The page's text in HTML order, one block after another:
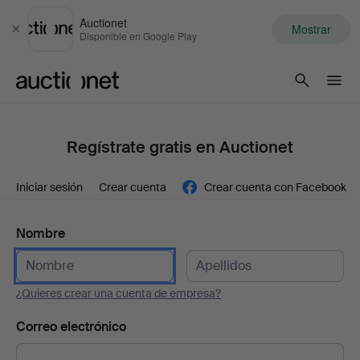
Cerrar
Auctionet
Disponible en Google Play Mostrar
Regístrate gratis en Auctionet
Iniciar sesión Crear cuenta Crear cuenta con Facebook
Nombre
¿Quieres crear una cuenta de empresa?
Correo electrónico